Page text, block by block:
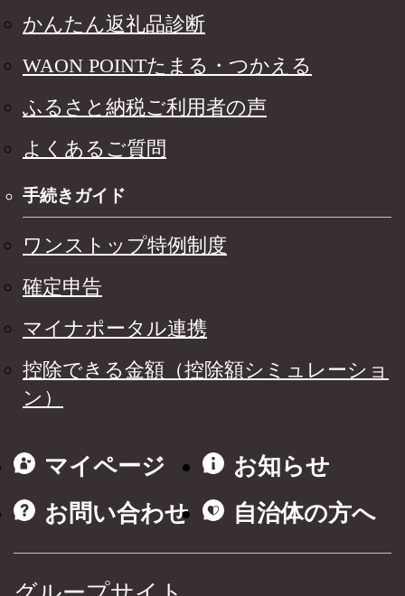
かんたん返礼品診断
WAON POINTたまる・つかえる
ふるさと納税ご利用者の声
よくあるご質問
手続きガイド
ワンストップ特例制度
確定申告
マイナポータル連携
控除できる金額（控除額シミュレーショ
ン）
マイページ
お知らせ
お問い合わせ
自治体の方へ